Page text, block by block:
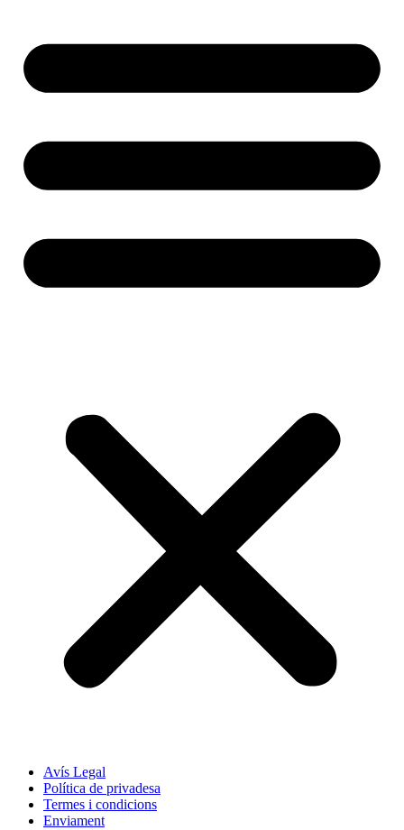
Avís Legal
Política de privadesa
Termes i condicions
Enviament